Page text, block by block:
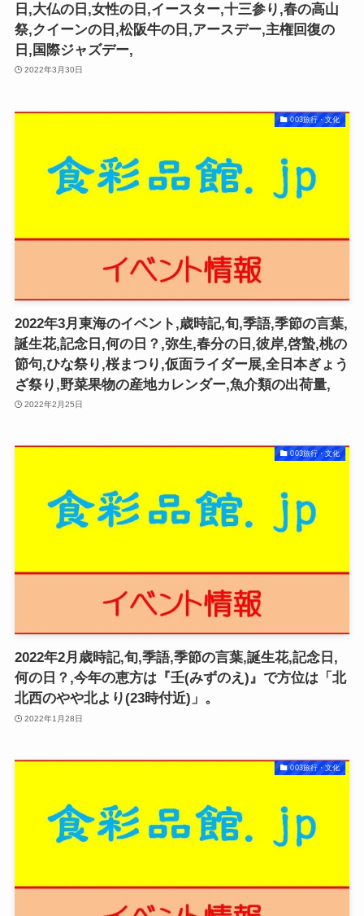
日,大仏の日,女性の日,イースター,十三参り,春の高山
祭,クイーンの日,松阪牛の日,アースデー,主権回復の
日,国際ジャズデー,
2022年3月30日
003旅行・文化
2022年3月東海のイベント,歳時記,旬,季語,季節の言葉,
誕生花,記念日,何の日？,弥生,春分の日,彼岸,啓蟄,桃の
節句,ひな祭り,桜まつり,仮面ライダー展,全日本ぎょう
ざ祭り,野菜果物の産地カレンダー,魚介類の出荷量,
2022年2月25日
003旅行・文化
2022年2月歳時記,旬,季語,季節の言葉,誕生花,記念日,
何の日？,今年の恵方は『壬(みずのえ)』で方位は「北
北西のやや北より(23時付近)」。
2022年1月28日
003旅行・文化